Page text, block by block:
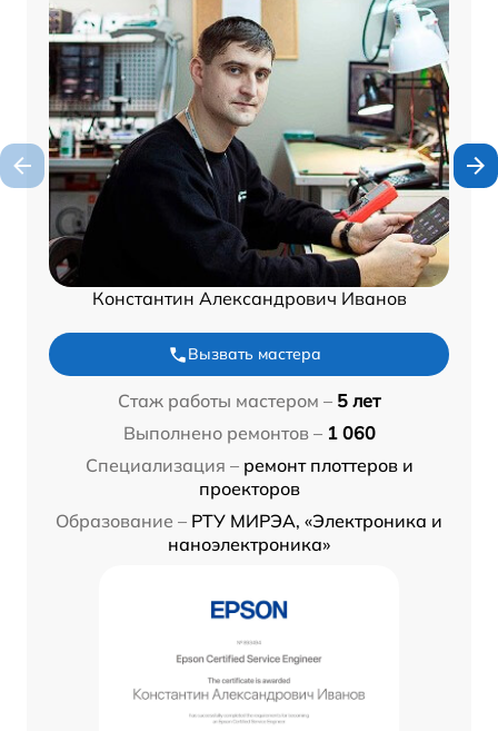
Константин Александрович Иванов
Вызвать мастера
Стаж работы мастером – 5 лет
Выполнено ремонтов – 1 060
Специализация – ремонт плоттеров и
проекторов
Образование – РТУ МИРЭА, «Электроника и
наноэлектроника»